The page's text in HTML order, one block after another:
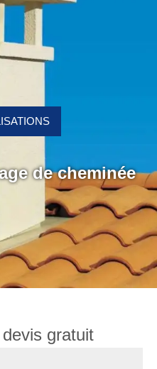
de cheminée
gratuit